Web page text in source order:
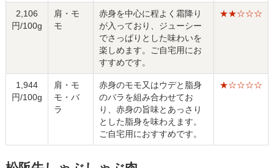
2,106
円/100g
肩・モ
モ
赤身を中心に程よく霜降り
が入っており、ジューシー
でさっぱりとした味わいを
楽しめます。ご自宅用にお
すすめです。
★★☆☆☆
1,944
円/100g
肩・モ
モ・バ
ラ
赤身のモモ又はウデと脂身
のバラを組み合わせてお
り、赤身の旨味とあっさり
とした脂身を味わえます。
ご自宅用におすすめです。
★☆☆☆☆